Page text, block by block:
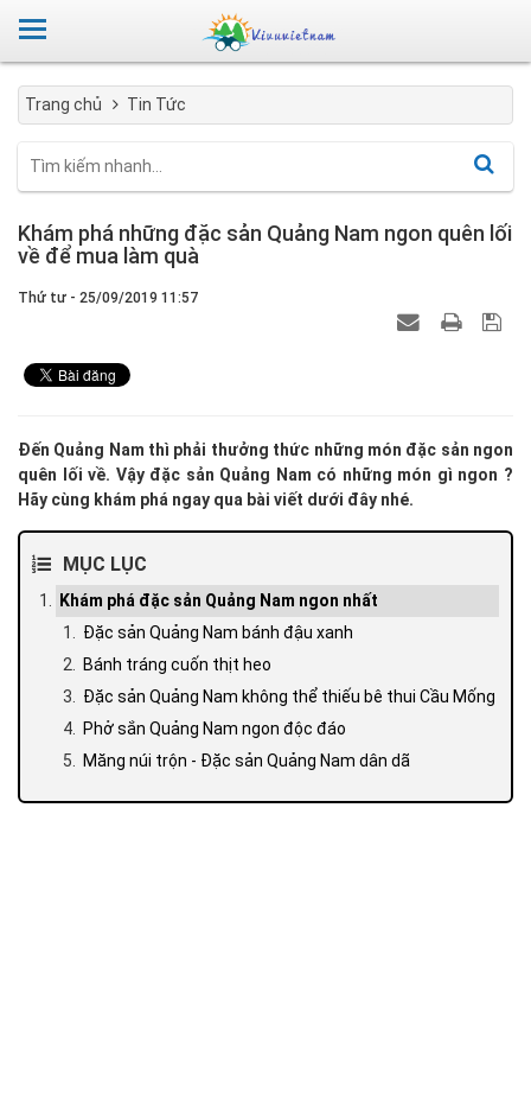
Trang chủ Tin Tức
Khám phá những đặc sản Quảng Nam ngon quên lối
về để mua làm quà
Thứ tư - 25/09/2019 11:57
Đến Quảng Nam thì phải thưởng thức những món đặc sản ngon
quên lối về. Vậy đặc sản Quảng Nam có những món gì ngon ?
Hãy cùng khám phá ngay qua bài viết dưới đây nhé.
MỤC LỤC
Khám phá đặc sản Quảng Nam ngon nhất
Đặc sản Quảng Nam bánh đậu xanh
Bánh tráng cuốn thịt heo
Đặc sản Quảng Nam không thể thiếu bê thui Cầu Mống
Phở sắn Quảng Nam ngon độc đáo
Măng núi trộn - Đặc sản Quảng Nam dân dã